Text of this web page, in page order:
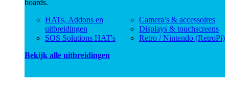
boards.
HATs, Addons en
uitbreidingen
SOS Solutions HAT's
Camera’s & accessoires
Displays & touchscreens
Retro / Nintendo (RetroPi)
Bekijk alle uitbreidingen